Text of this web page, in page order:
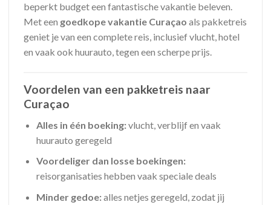
beperkt budget een fantastische vakantie beleven.
Met een goedkope vakantie Curaçao als pakketreis
geniet je van een complete reis, inclusief vlucht, hotel
en vaak ook huurauto, tegen een scherpe prijs.
Voordelen van een pakketreis naar
Curaçao
Alles in één boeking:vlucht, verblijf en vaak
huurauto geregeld
Voordeliger dan losse boekingen:
reisorganisaties hebben vaak speciale deals
Minder gedoe:alles netjes geregeld, zodat jij